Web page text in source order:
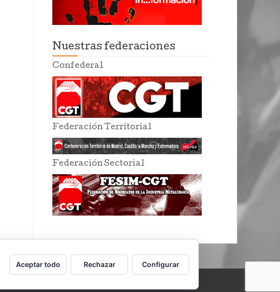
Nuestras federaciones
Confederal
Federación Territorial
Federación Sectorial
Aceptar todo Rechazar Configurar